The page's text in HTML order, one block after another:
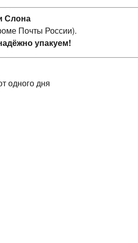
Слона
Почты России).
упакуем!
одного дня